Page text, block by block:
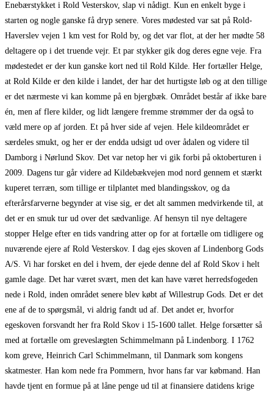
Enebærstykket i Rold Vesterskov, slap vi nådigt. Kun en enkelt byge i
starten og nogle ganske få dryp senere. Vores mødested var sat på Rold-
Haverslev vejen 1 km vest for Rold by, og det var flot, at der her mødte 58
deltagere op i det truende vejr. Et par stykker gik dog deres egne veje. Fra
mødestedet er der kun ganske kort ned til Rold Kilde. Her fortæller Helge,
at Rold Kilde er den kilde i landet, der har det hurtigste løb og at den tillige
er det nærmeste vi kan komme på en bjergbæk. Området består af ikke bare
én, men af flere kilder, og lidt længere fremme strømmer der da også to
væld mere op af jorden. Et på hver side af vejen. Hele kildeområdet er
særdeles smukt, og her er der endda udsigt ud over ådalen og videre til
Damborg i Nørlund Skov. Det var netop her vi gik forbi på oktoberturen i
2009. Dagens tur går videre ad Kildebækvejen mod nord gennem et stærkt
kuperet terræn, som tillige er tilplantet med blandingsskov, og da
efterårsfarverne begynder at vise sig, er det alt sammen medvirkende til, at
det er en smuk tur ud over det sædvanlige. Af hensyn til nye deltagere
stopper Helge efter en tids vandring atter op for at fortælle om tidligere og
nuværende ejere af Rold Vesterskov. I dag ejes skoven af Lindenborg Gods
A/S. Vi har forsket en del i hvem, der ejede denne del af Rold Skov i helt
gamle dage. Det har været svært, men det kan have været herredsfogeden
nede i Rold, inden området senere blev købt af Willestrup Gods. Det er det
ene af de to spørgsmål, vi aldrig fandt ud af. Det andet er, hvorfor
egeskoven forsvandt her fra Rold Skov i 15-1600 tallet. Helge forsætter så
med at fortælle om greveslægten Schimmelmann på Lindenborg. I 1762
kom greve, Heinrich Carl Schimmelmann, til Danmark som kongens
skatmester. Han kom nede fra Pommern, hvor hans far var købmand. Han
havde tjent en formue på at låne penge ud til at finansiere datidens krige